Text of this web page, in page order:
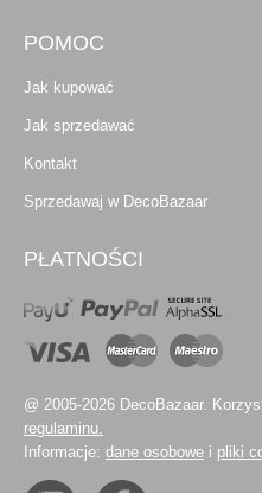
POMOC
Jak kupować
Jak sprzedawać
Kontakt
Sprzedawaj w DecoBazaar
PŁATNOŚCI
@ 2005-2026 DecoBazaar.
regulaminu.
Informacje: dane osobowe i pliki